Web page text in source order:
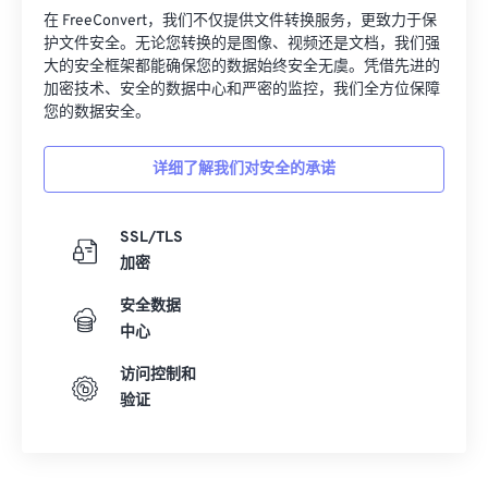
在 FreeConvert，我们不仅提供文件转换服务，更致力于保
护文件安全。无论您转换的是图像、视频还是文档，我们强
大的安全框架都能确保您的数据始终安全无虞。凭借先进的
加密技术、安全的数据中心和严密的监控，我们全方位保障
您的数据安全。
详细了解我们对安全的承诺
SSL/TLS
加密
安全数据
中心
访问控制和
验证